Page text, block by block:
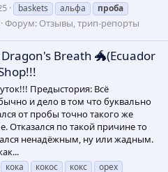
baskets альфа
проба
Форум: Отзывы, трип-репорты
Breath 🐲(Ecuador
Предыстория: Всё
и дело в том что буквально
от пробы точно такого же
Отказался по такой причине то
ненадёжным, ну или жадным.
кока кокос кокс
орех